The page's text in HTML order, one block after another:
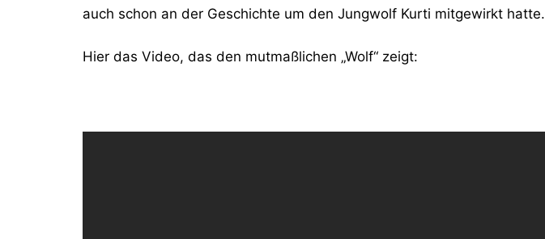
auch schon an der Geschichte um den Jungwolf Kurti mitgewirkt hatte.
Hier das Video, das den mutmaßlichen „Wolf“ zeigt: